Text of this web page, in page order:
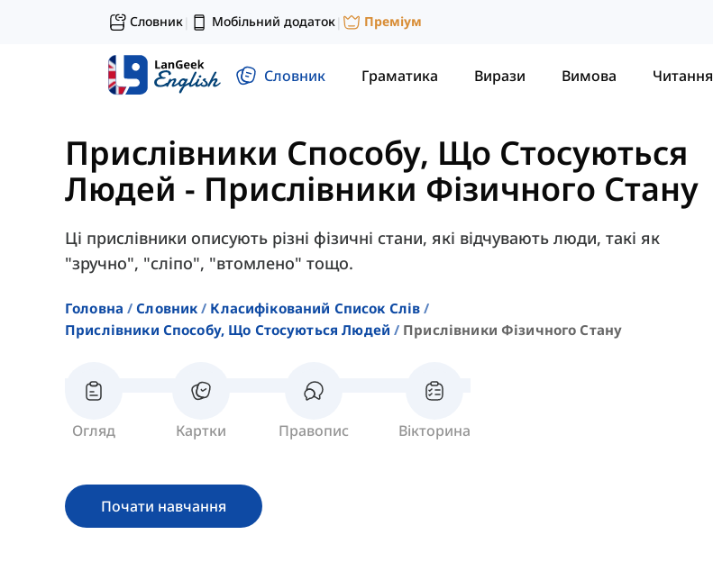
Словник| Мобільний додаток| Преміум
Словник Граматика Вирази Вимова Читання
Прислівники Способу, Що Стосуються
Людей - Прислівники Фізичного Стану
Ці прислівники описують різні фізичні стани, які відчувають люди, такі як
"зручно", "сліпо", "втомлено" тощо.
Головна Словник
Класифікований Список Слів
Прислівники Способу, Що Стосуються Людей
Прислівники Фізичного Стану
Огляд Картки Правопис Вікторина
Почати навчання